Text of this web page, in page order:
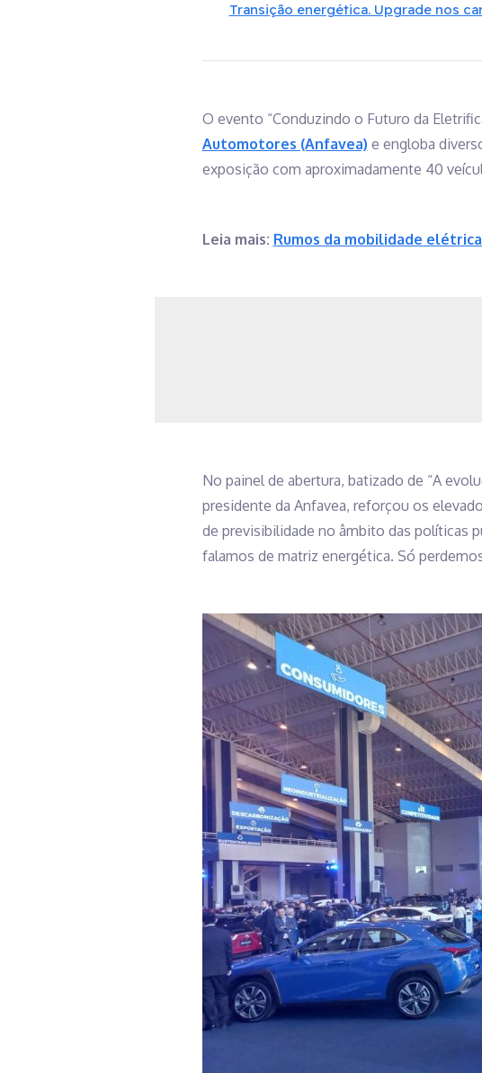
Transição energética. Upgrade nos
O evento “Conduzindo o Futuro da
Automotores (Anfavea) e engloba
exposição com aproximadamente 40
Leia mais: Rumos da mobilidade
No painel de abertura, batizado de “A
presidente da Anfavea, reforçou os
de previsibilidade no âmbito das políticas
falamos de matriz energética. Só